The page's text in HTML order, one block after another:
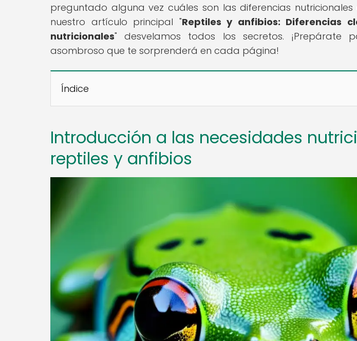
preguntado alguna vez cuáles son las diferencias nutricionales
nuestro artículo principal "Reptiles y anfibios: Diferencias
nutricionales" desvelamos todos los secretos. ¡Prepárate
asombroso que te sorprenderá en cada página!
Índice
Introducción a las necesidades
reptiles y anfibios